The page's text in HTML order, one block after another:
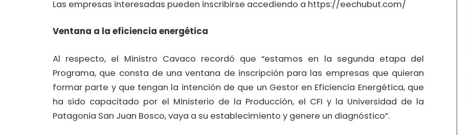
Las empresas interesadas pueden inscribirse accediendo a https://eechubut.com/
Ventana a la eficiencia energética
Al respecto, el Ministro Cavaco recordó que “estamos en la segunda etapa del
Programa, que consta de una ventana de inscripción para las empresas que quieran
formar parte y que tengan la intención de que un Gestor en Eficiencia Energética, que
ha sido capacitado por el Ministerio de la Producción, el CFI y la Universidad de la
Patagonia San Juan Bosco, vaya a su establecimiento y genere un diagnóstico”.